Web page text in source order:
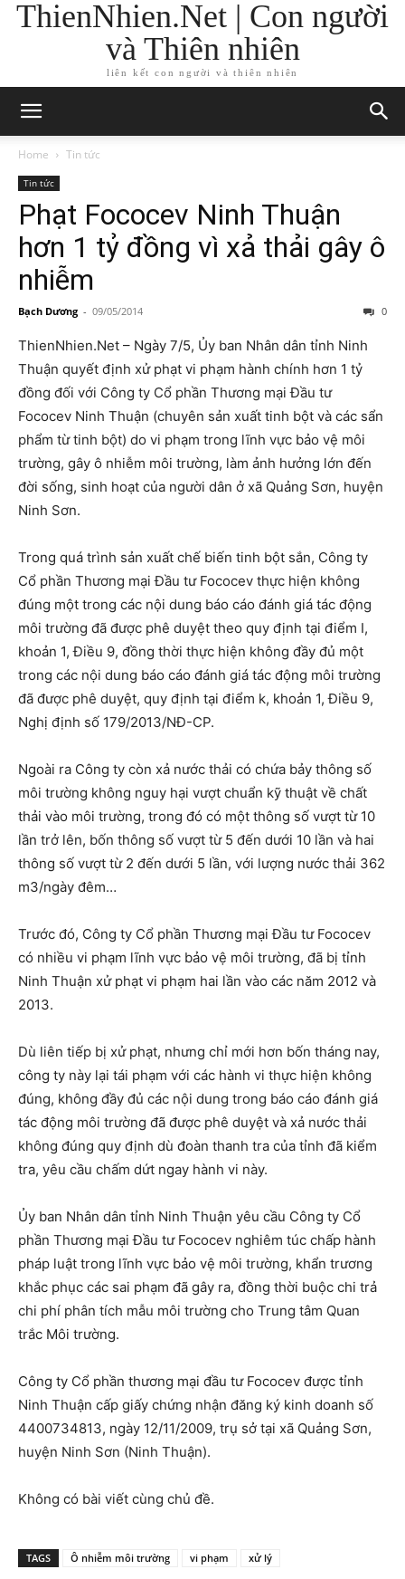
ThienNhien.Net | Con người
và Thiên nhiên
liên kết con người và thiên nhiên
Home Tin tức
Tin tức
Phạt Fococev Ninh Thuận
hơn 1 tỷ đồng vì xả thải gây ô
nhiễm
Bạch Dương - 09/05/2014 0
ThienNhien.Net – Ngày 7/5, Ủy ban Nhân dân tỉnh Ninh
Thuận quyết định xử phạt vi phạm hành chính hơn 1 tỷ
đồng đối với Công ty Cổ phần Thương mại Đầu tư
Fococev Ninh Thuận (chuyên sản xuất tinh bột và các sẩn
phẩm từ tinh bột) do vi phạm trong lĩnh vực bảo vệ môi
trường, gây ô nhiễm môi trường, làm ảnh hưởng lớn đến
đời sống, sinh hoạt của người dân ở xã Quảng Sơn, huyện
Ninh Sơn.
Trong quá trình sản xuất chế biến tinh bột sắn, Công ty
Cổ phần Thương mại Đầu tư Fococev thực hiện không
đúng một trong các nội dung báo cáo đánh giá tác động
môi trường đã được phê duyệt theo quy định tại điểm I,
khoản 1, Điều 9, đồng thời thực hiện không đầy đủ một
trong các nội dung báo cáo đánh giá tác động môi trường
đã được phê duyệt, quy định tại điểm k, khoản 1, Điều 9,
Nghị định số 179/2013/NĐ-CP.
Ngoài ra Công ty còn xả nước thải có chứa bảy thông số
môi trường không nguy hại vượt chuẩn kỹ thuật về chất
thải vào môi trường, trong đó có một thông số vượt từ 10
lần trở lên, bốn thông số vượt từ 5 đến dưới 10 lần và hai
thông số vượt từ 2 đến dưới 5 lần, với lượng nước thải 362
m3/ngày đêm…
Trước đó, Công ty Cổ phần Thương mại Đầu tư Fococev
có nhiều vi phạm lĩnh vực bảo vệ môi trường, đã bị tỉnh
Ninh Thuận xử phạt vi phạm hai lần vào các năm 2012 và
2013.
Dù liên tiếp bị xử phạt, nhưng chỉ mới hơn bốn tháng nay,
công ty này lại tái phạm với các hành vi thực hiện không
đúng, không đầy đủ các nội dung trong báo cáo đánh giá
tác động môi trường đã được phê duyệt và xả nước thải
không đúng quy định dù đoàn thanh tra của tỉnh đã kiểm
tra, yêu cầu chấm dứt ngay hành vi này.
Ủy ban Nhân dân tỉnh Ninh Thuận yêu cầu Công ty Cổ
phần Thương mại Đầu tư Fococev nghiêm túc chấp hành
pháp luật trong lĩnh vực bảo vệ môi trường, khẩn trương
khắc phục các sai phạm đã gây ra, đồng thời buộc chi trả
chi phí phân tích mẫu môi trường cho Trung tâm Quan
trắc Môi trường.
Công ty Cổ phần thương mại đầu tư Fococev được tỉnh
Ninh Thuận cấp giấy chứng nhận đăng ký kinh doanh số
4400734813, ngày 12/11/2009, trụ sở tại xã Quảng Sơn,
huyện Ninh Sơn (Ninh Thuận).
Không có bài viết cùng chủ đề.
TAGS Ô nhiễm môi trường vi phạm xử lý